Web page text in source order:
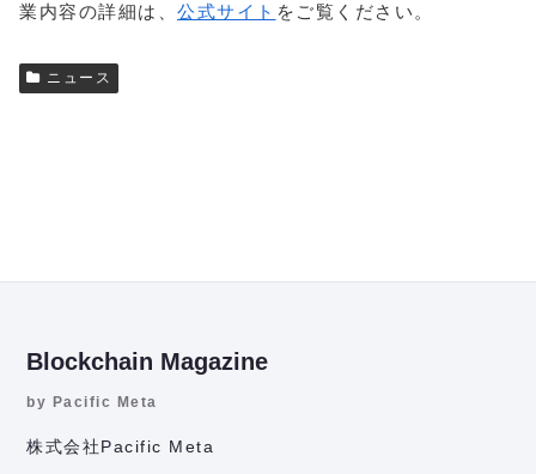
業内容の詳細は、 公式サイト をご覧ください。
ニュース
Blockchain Magazine
by Pacific Meta
株式会社Pacific Meta